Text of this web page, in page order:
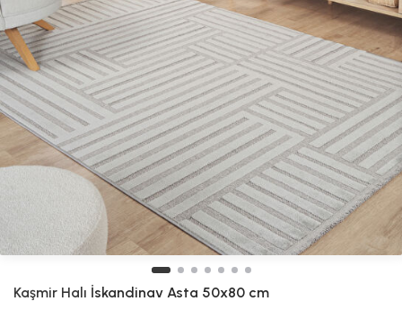
Kaşmir Halı İskandinav Asta 50x80 cm